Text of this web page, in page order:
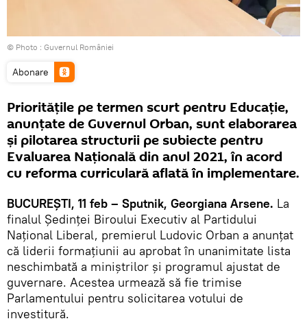
© Photo : Guvernul României
Abonare
Prioritățile pe termen scurt pentru Educație,
anunțate de Guvernul Orban, sunt elaborarea
și pilotarea structurii pe subiecte pentru
Evaluarea Națională din anul 2021, în acord
cu reforma curriculară aflată în implementare.
BUCUREȘTI, 11 feb – Sputnik, Georgiana Arsene. La
finalul Ședinței Biroului Executiv al Partidului
Național Liberal, premierul Ludovic Orban a anunțat
că liderii formațiunii au aprobat în unanimitate lista
neschimbată a miniștrilor și programul ajustat de
guvernare. Acestea urmează să fie trimise
Parlamentului pentru solicitarea votului de
investitură.